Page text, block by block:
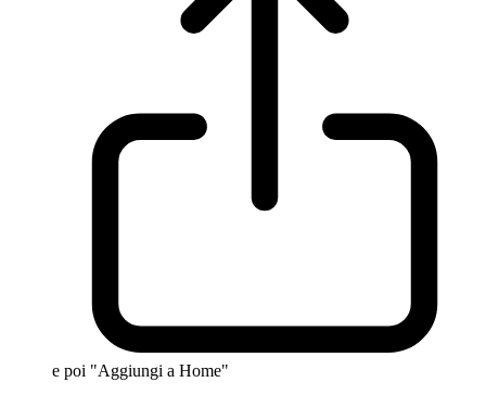
e poi "Aggiungi a Home"